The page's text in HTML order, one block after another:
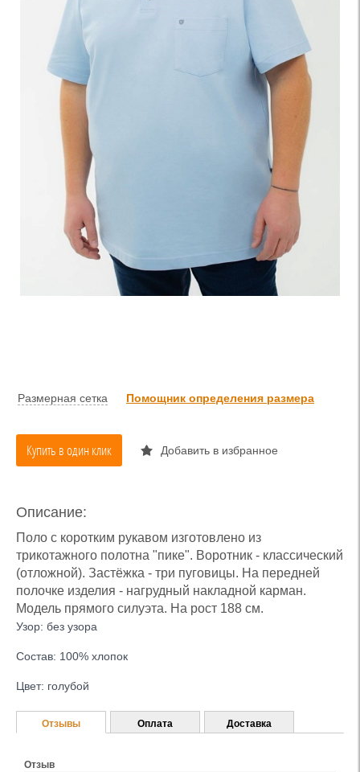
Размерная сетка Помощник определения размера
Купить в один клик Добавить в избранное
Описание:
Поло с коротким рукавом изготовлено из
трикотажного полотна "пике". Воротник - классический
(отложной). Застёжка - три пуговицы. На передней
полочке изделия - нагрудный накладной карман.
Модель прямого силуэта. На рост 188 см.
Узор: без узора
Состав: 100% хлопок
Цвет: голубой
Отзывы
Отзыв
Оплата Доставка